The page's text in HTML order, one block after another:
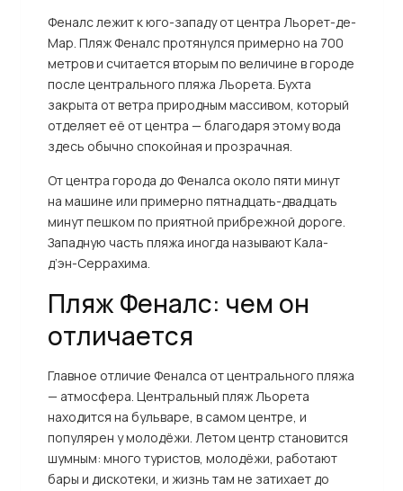
Феналс лежит к юго-западу от центра Льорет-де-
Мар. Пляж Феналс протянулся примерно на 700
метров и считается вторым по величине в городе
после центрального пляжа Льорета. Бухта
закрыта от ветра природным массивом, который
отделяет её от центра — благодаря этому вода
здесь обычно спокойная и прозрачная.
От центра города до Феналса около пяти минут
на машине или примерно пятнадцать-двадцать
минут пешком по приятной прибрежной дороге.
Западную часть пляжа иногда называют Кала-
д’эн-Серрахима.
Пляж Феналс: чем он
отличается
Главное отличие Феналса от центрального пляжа
— атмосфера. Центральный пляж Льорета
находится на бульваре, в самом центре, и
популярен у молодёжи. Летом центр становится
шумным: много туристов, молодёжи, работают
бары и дискотеки, и жизнь там не затихает до